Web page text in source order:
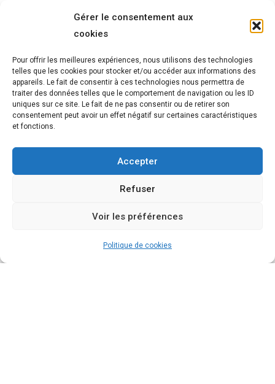
Gérer le consentement aux
cookies
Pour offrir les meilleures expériences, nous utilisons des technologies
telles que les cookies pour stocker et/ou accéder aux informations des
appareils. Le fait de consentir à ces technologies nous permettra de
traiter des données telles que le comportement de navigation ou les ID
uniques sur ce site. Le fait de ne pas consentir ou de retirer son
consentement peut avoir un effet négatif sur certaines caractéristiques
et fonctions.
Accepter
Refuser
Voir les préférences
Politique de cookies
N'attendez plus et
réservez un créneau
pour un appel
découverte gratuit !
Vous avez envie d’en savoir plus sur un éventuel
accompagnement et si je peux vous aider ?